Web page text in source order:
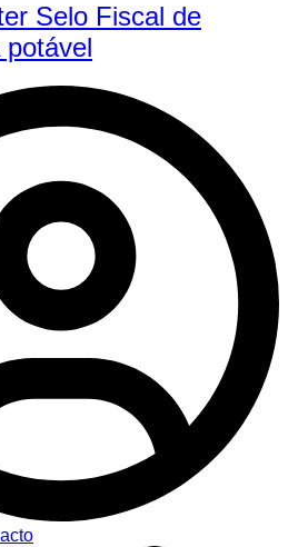
Selo Fiscal de
potável